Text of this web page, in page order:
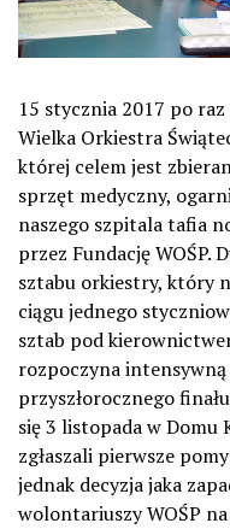
15 stycznia 2017 po
Wielka Orkiestra
której celem jest
sprzęt medyczny,
naszego szpitala tafia
przez Fundację WOŚP.
sztabu orkiestry, który
ciągu jednego
sztab pod
rozpoczyna
przyszłorocznego
się 3 listopada w Domu
zgłaszali pierwsze
jednak decyzja jaka
wolontariuszy WOŚP na